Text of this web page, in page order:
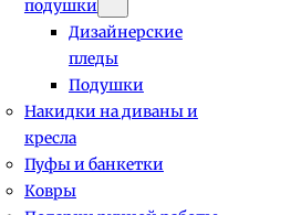
подушки
Дизайнерские
пледы
Подушки
Накидки на диваны и
кресла
Пуфы и банкетки
Ковры